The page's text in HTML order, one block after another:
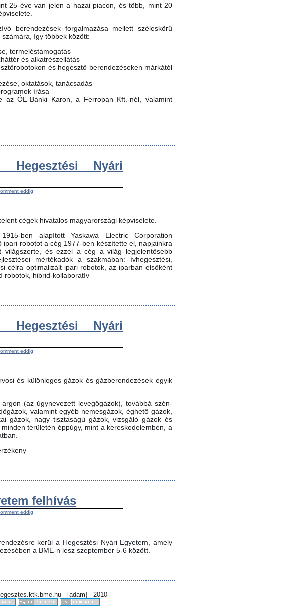
25 éve van jelen a hazai piacon, és több, mint 20
berendezések forgalmazása mellett széleskörű
így többek között:
termeléstámogatás
és alkatrészellátás
és hegesztő berendezéseken márkától
oktatások, tanácsadás
írása
az ÓE-Bánki Karon, a Ferropan Kft.-nél, valamint
Hegesztési Nyári
eddig
cégek hivatalos magyarországi képviselete.
ben alapított Yaskawa Electric Corporation
robotot a cég 1977-ben készítette el, napjainkra
és ezzel a cég a világ legjelentősebb
mértékadók a szakmában: ívhegesztési,
célra optimalizált ipari robotok, az iparban elsőként
robotok, hibrid-kollaboratív
Hegesztési Nyári
eddig
és különleges gázok és gázberendezések egyik
(az úgynevezett levegőgázok), továbbá szén-
valamint egyéb nemesgázok, éghető gázok,
gázok, nagy tisztaságú gázok, vizsgáló gázok és
területén éppúgy, mint a kereskedelemben, a
felhívás
eddig
kerül a Hegesztési Nyári Egyetem, amely
a BME-n lesz szeptember 5-6 között.
- [adam] - 2010